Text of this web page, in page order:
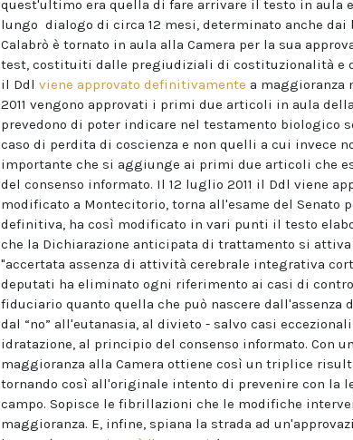
quest'ultimo era quella di fare arrivare il testo in aula
lungo dialogo di circa 12 mesi, determinato anche
Calabrò è tornato in aula alla Camera per la sua
test, costituiti dalle pregiudiziali di costituzionalità e
il Ddl viene approvato definitivamente a maggioranza
2011 vengono approvati i primi due articoli in aula
prevedono di poter indicare nel testamento
caso di perdita di coscienza e non quelli a cui invece
importante che si aggiunge ai primi due articoli che
del consenso informato. Il 12 luglio 2011 il Ddl viene
modificato a Montecitorio, torna all'esame del Senato
definitiva, ha così modificato in vari punti il testo
che la Dichiarazione anticipata di trattamento si
"accertata assenza di attività cerebrale integrativa
deputati ha eliminato ogni riferimento ai casi di
fiduciario quanto quella che può nascere
dal “no” all'eutanasia, al divieto - salvo casi
idratazione, al principio del consenso informato. Con
maggioranza alla Camera ottiene così un triplice
tornando così all'originale intento di prevenire con
campo. Sopisce le fibrillazioni che le modifiche
maggioranza. E, infine, spiana la strada ad